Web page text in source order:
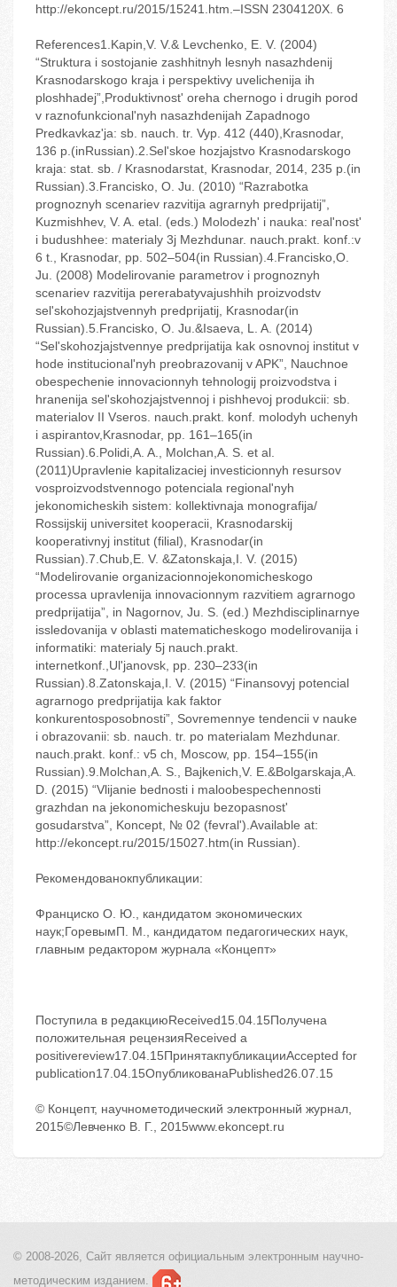
http://ekoncept.ru/2015/15241.htm.–ISSN 2304120X. 6
References1.Kapin,V. V.& Levchenko, E. V. (2004)
“Struktura i sostojanie zashhitnyh lesnyh nasazhdenij
Krasnodarskogo kraja i perspektivy uvelichenija ih
ploshhadej”,Produktivnost' oreha chernogo i drugih porod
v raznofunkcional'nyh nasazhdenijah Zapadnogo
Predkavkaz'ja: sb. nauch. tr. Vyp. 412 (440),Krasnodar,
136 p.(inRussian).2.Sel'skoe hozjajstvo Krasnodarskogo
kraja: stat. sb. / Krasnodarstat, Krasnodar, 2014, 235 p.(in
Russian).3.Francisko, O. Ju. (2010) “Razrabotka
prognoznyh scenariev razvitija agrarnyh predprijatij”,
Kuzmishhev, V. A. etal. (eds.) Molodezh' i nauka: real'nost'
i budushhee: materialy 3j Mezhdunar. nauch.prakt. konf.:v
6 t., Krasnodar, pp. 502–504(in Russian).4.Francisko,O.
Ju. (2008) Modelirovanie parametrov i prognoznyh
scenariev razvitija pererabatyvajushhih proizvodstv
sel'skohozjajstvennyh predprijatij, Krasnodar(in
Russian).5.Francisko, O. Ju.&Isaeva, L. A. (2014)
“Sel'skohozjajstvennye predprijatija kak osnovnoj institut v
hode institucional'nyh preobrazovanij v APK”, Nauchnoe
obespechenie innovacionnyh tehnologij proizvodstva i
hranenija sel'skohozjajstvennoj i pishhevoj produkcii: sb.
materialov II Vseros. nauch.prakt. konf. molodyh uchenyh
i aspirantov,Krasnodar, pp. 161–165(in
Russian).6.Polidi,A. A., Molchan,A. S. et al.
(2011)Upravlenie kapitalizaciej investicionnyh resursov
vosproizvodstvennogo potenciala regional'nyh
jekonomicheskih sistem: kollektivnaja monografija/
Rossijskij universitet kooperacii, Krasnodarskij
kooperativnyj institut (filial), Krasnodar(in
Russian).7.Chub,E. V. &Zatonskaja,I. V. (2015)
“Modelirovanie organizacionnojekonomicheskogo
processa upravlenija innovacionnym razvitiem agrarnogo
predprijatija”, in Nagornov, Ju. S. (ed.) Mezhdisciplinarnye
issledovanija v oblasti matematicheskogo modelirovanija i
informatiki: materialy 5j nauch.prakt.
internetkonf.,Ul'janovsk, pp. 230–233(in
Russian).8.Zatonskaja,I. V. (2015) “Finansovyj potencial
agrarnogo predprijatija kak faktor
konkurentosposobnosti”, Sovremennye tendencii v nauke
i obrazovanii: sb. nauch. tr. po materialam Mezhdunar.
nauch.prakt. konf.: v5 ch, Moscow, pp. 154–155(in
Russian).9.Molchan,A. S., Bajkenich,V. E.&Bolgarskaja,A.
D. (2015) “Vlijanie bednosti i maloobespechennosti
grazhdan na jekonomicheskuju bezopasnost'
gosudarstva”, Koncept, № 02 (fevral').Available at:
http://ekoncept.ru/2015/15027.htm(in Russian).
Рекомендованокпубликации:
Франциско О. Ю., кандидатом экономических
наук;ГоревымП. М., кандидатом педагогических наук,
главным редактором журнала «Концепт»
Поступила в редакциюReceived15.04.15Получена
положительная рецензияReceived a
positivereview17.04.15ПринятакпубликацииAccepted for
publication17.04.15ОпубликованаPublished26.07.15
© Концепт, научнометодический электронный журнал,
2015©Левченко В. Г., 2015www.ekoncept.ru
© 2008-2026, Сайт является официальным электронным научно-
методическим изданием.